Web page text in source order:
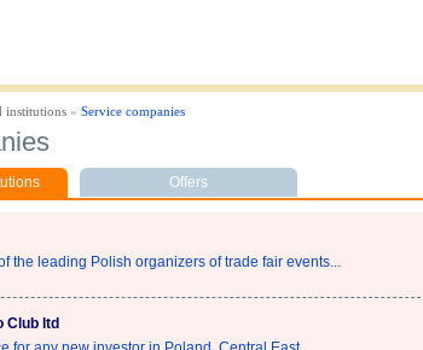
institutions» Service companies
Offers
the leading Polish organizers of trade fair events...
Club ltd